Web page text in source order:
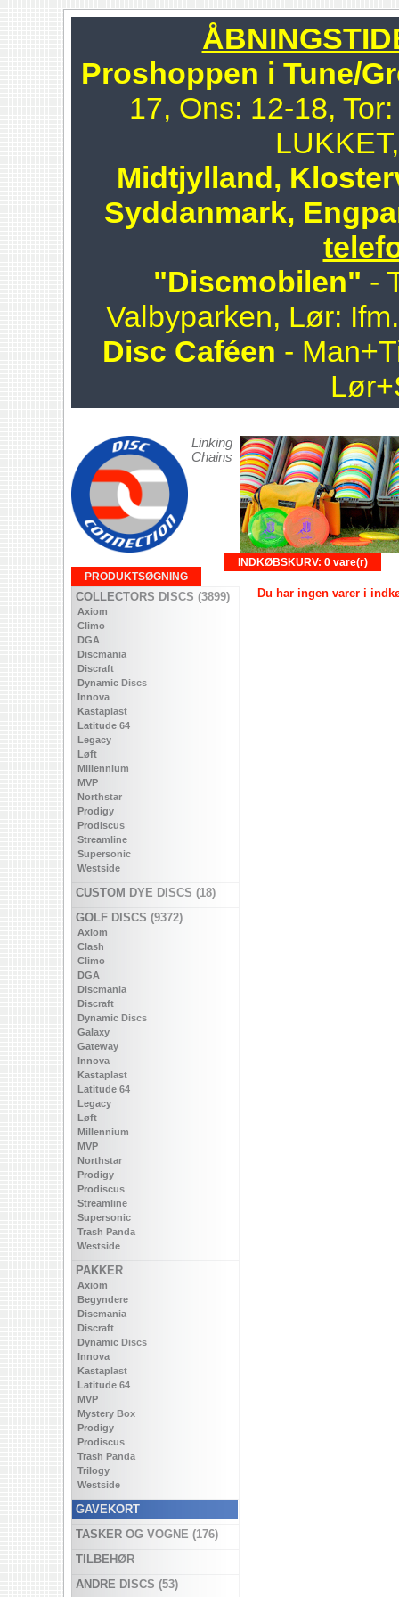
Proshoppen i Tune/
17, Ons: 12-18,
Midtjylland,
Syddanmark,
"Discmobilen" -
Valbyparken, Lør:
Disc Caféen -
Linking
Chains
INDKØBSKURV: 0 vare(r)
PRODUKTSØGNING
COLLECTORS DISCS (3899)
Axiom
Climo
DGA
Discmania
Discraft
Dynamic Discs
Innova
Kastaplast
Latitude 64
Legacy
Løft
Millennium
MVP
Northstar
Prodigy
Prodiscus
Streamline
Supersonic
Westside
CUSTOM DYE DISCS (18)
GOLF DISCS (9372)
Axiom
Clash
Climo
DGA
Discmania
Discraft
Dynamic Discs
Galaxy
Gateway
Innova
Kastaplast
Latitude 64
Legacy
Løft
Millennium
MVP
Northstar
Prodigy
Prodiscus
Streamline
Supersonic
Trash Panda
Westside
PAKKER
Axiom
Begyndere
Discmania
Discraft
Dynamic Discs
Innova
Kastaplast
Latitude 64
MVP
Mystery Box
Prodigy
Prodiscus
Trash Panda
Trilogy
Westside
GAVEKORT
TASKER OG VOGNE (176)
TILBEHØR
ANDRE DISCS (53)
Du har ingen varer i